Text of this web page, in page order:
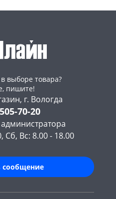
выборе товара?
пишите!
г. Вологда
70-20
Сб, Вс: 8.00 - 18.00
сообщение